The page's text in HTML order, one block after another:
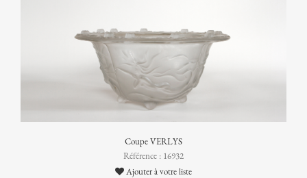
Coupe VERLYS
Référence : 16932
Ajouter à votre liste